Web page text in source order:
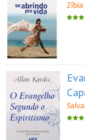
Zibia